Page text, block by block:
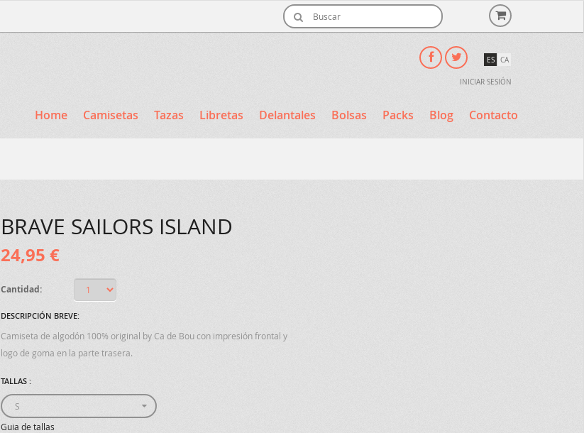
ES CA
INICIAR SESIÓN
Home Camisetas Tazas Libretas Delantales Bolsas Packs Blog Contacto
BRAVE SAILORS ISLAND
24,95 €
Cantidad:
DESCRIPCIÓN BREVE:
Camiseta de algodón 100% original by Ca de Bou con impresión frontal y
logo de goma en la parte trasera.
TALLAS :
Guia de tallas